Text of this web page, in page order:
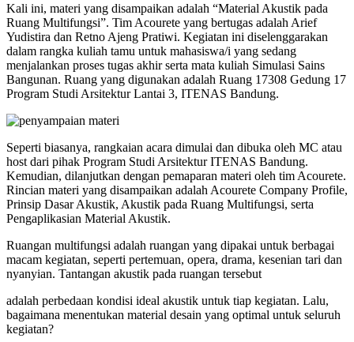
Kali ini, materi yang disampaikan adalah “Material Akustik pada
Ruang Multifungsi”. Tim Acourete yang bertugas adalah Arief
Yudistira dan Retno Ajeng Pratiwi. Kegiatan ini diselenggarakan
dalam rangka kuliah tamu untuk mahasiswa/i yang sedang
menjalankan proses tugas akhir serta mata kuliah Simulasi Sains
Bangunan. Ruang yang digunakan adalah Ruang 17308 Gedung 17
Program Studi Arsitektur Lantai 3, ITENAS Bandung.
Seperti biasanya, rangkaian acara dimulai dan dibuka oleh MC atau
host dari pihak Program Studi Arsitektur ITENAS Bandung.
Kemudian, dilanjutkan dengan pemaparan materi oleh tim Acourete.
Rincian materi yang disampaikan adalah Acourete Company Profile,
Prinsip Dasar Akustik, Akustik pada Ruang Multifungsi, serta
Pengaplikasian Material Akustik.
Ruangan multifungsi adalah ruangan yang dipakai untuk berbagai
macam kegiatan, seperti pertemuan, opera, drama, kesenian tari dan
nyanyian. Tantangan akustik pada ruangan tersebut
adalah perbedaan kondisi ideal akustik untuk tiap kegiatan. Lalu,
bagaimana menentukan material desain yang optimal untuk seluruh
kegiatan?